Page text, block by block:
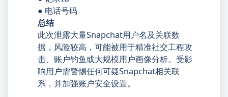
● 电话号码
总结
此次泄露大量Snapchat用户名及关联数
据，风险较高，可能被用于精准社交工程攻
击、账户钓鱼或大规模用户画像分析。受影
响用户需警惕任何可疑Snapchat相关联
系，并加强账户安全设置。